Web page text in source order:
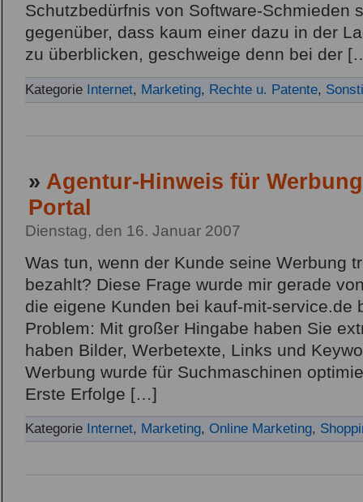
Schutzbedürfnis von Software-Schmieden
gegenüber, dass kaum einer dazu in der
zu überblicken, geschweige denn bei der
Kategorie Internet, Marketing, Rechte u. Patente,
» Agentur-Hinweis für
Portal
Dienstag, den 16. Januar 2007
Was tun, wenn der Kunde seine Werbung
bezahlt? Diese Frage wurde mir gerade
die eigene Kunden bei kauf-mit-service.de
Problem: Mit großer Hingabe haben Sie
haben Bilder, Werbetexte, Links und
Werbung wurde für Suchmaschinen
Erste Erfolge […]
Kategorie Internet, Marketing, Online Marketing,